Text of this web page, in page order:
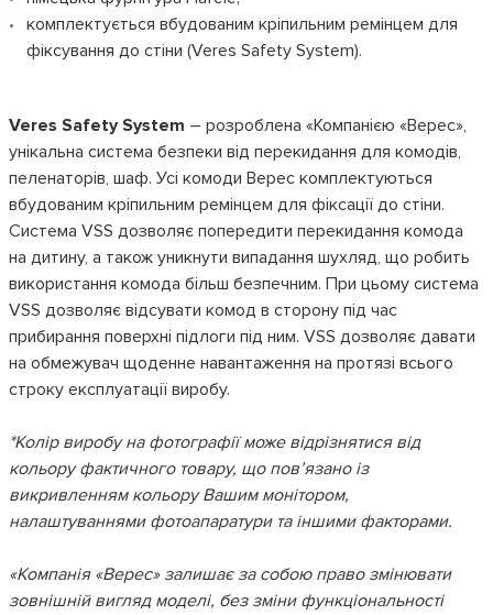
комплектується вбудованим кріпильним ремінцем для
фіксування до стіни (Veres Safety System).
Veres Safety System – розроблена «Компанією «Верес»,
унікальна система безпеки від перекидання для комодів,
пеленаторів, шаф. Усі комоди Верес комплектуються
вбудованим кріпильним ремінцем для фіксації до стіни.
Система VSS дозволяє попередити перекидання комода
на дитину, а також уникнути випадання шухляд, що робить
використання комода більш безпечним. При цьому система
VSS дозволяє відсувати комод в сторону під час
прибирання поверхні підлоги під ним. VSS дозволяє давати
на обмежувач щоденне навантаження на протязі всього
строку експлуатації виробу.
*Колір виробу на фотографії може відрізнятися від
кольору фактичного товару, що пов’язано із
викривленням кольору Вашим монітором,
налаштуваннями фотоапаратури та іншими факторами.
«Компанія «Верес» залишає за собою право змінювати
зовнішній вигляд моделі, без зміни функціональності